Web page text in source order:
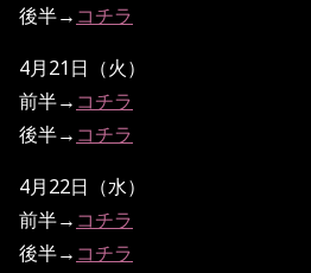
後半→ コチラ
4月21日（火）
前半→ コチラ
後半→ コチラ
4月22日（水）
前半→ コチラ
後半→ コチラ